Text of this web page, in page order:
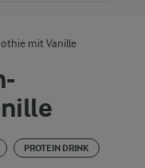
PROTEIN DRINK
mit Vanille